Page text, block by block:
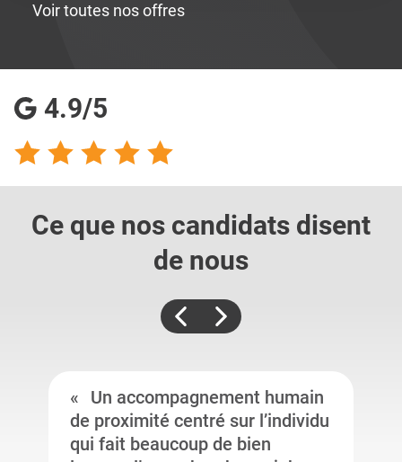
Voir toutes nos offres
4.9/5
Ce que nos candidats disent
de nous
Un accompagnement humain
de proximité centré sur l’individu
qui fait beaucoup de bien